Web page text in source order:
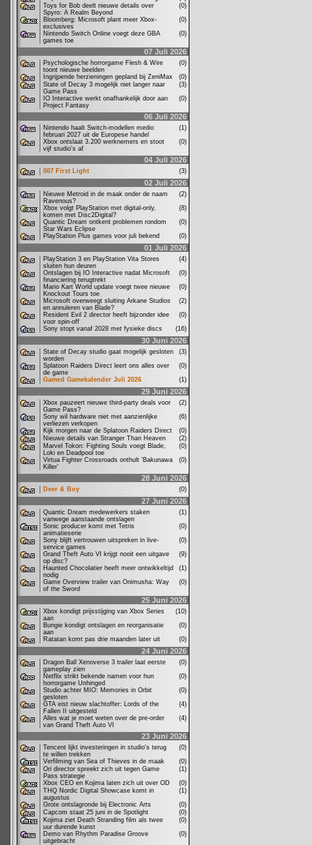
Toys for Bob deelt nieuwe details over
Spyro: A Realm Beyond
(0)
Bloomberg: Microsoft plant meer Xbox-
exclusives
(0)
Nintendo Switch Online voegt deze GBA
games toe
(0)
07 Juli 2026
Psychologische horrorgame Flesh & Wire
toont nieuwe beelden
(0)
Ingrijpende herzieningen gepland bij ZeniMax
(0)
State of Decay 3 mogelijk niet langer naar
Game Pass
(3)
IO Interactive werkt onafhankelijk door aan
Project Fantasy
(0)
06 Juli 2026
Nintendo haalt Switch-modellen medio
februari 2027 uit de Europese handel
(1)
Xbox ontslaat 3.200 werknemers en stoot
vijf studio's af
(0)
04 Juli 2026
007 First Light (3)
02 Juli 2026
Nieuwe Metroid in de maak onder de naam
Ravenous?
(2)
Xbox volgt PlayStation met digital-only,
komen met Disc2Digital?
(8)
Quantic Dream ontkent problemen rondom
Star Wars Eclipse
(0)
PlayStation Plus games voor juli bekend
(0)
01 Juli 2026
PlayStation 3 en PlayStation Vita Stores
sluiten hun deuren
(4)
Ontslagen bij IO Interactive nadat Microsoft
financiering terugtrekt
(0)
Mario Kart World update voegt twee nieuwe
Knockout Tours toe
(0)
Microsoft overweegt sluiting Arkane Studios
en annuleren van Blade?
(2)
Resident Evil 2 director heeft bijzonder idee
voor spin-off
(0)
Sony stopt vanaf 2028 met fysieke discs
(16)
30 Juni 2026
State of Decay studio gaat mogelijk gesloten
worden
(3)
Splatoon Raiders Direct leert ons alles over
de game
(0)
Gamed Gamekalender Juli 2026
(1)
29 Juni 2026
Xbox pauzeert nieuwe third-party deals voor
Game Pass?
(2)
Sony wil hardware niet met aanzienlijke
verliezen verkopen
(6)
Kijk morgen naar de Splatoon Raiders Direct
(0)
Nieuwe details van Stranger Than Heaven
(2)
Marvel Tokon: Fighting Souls voegt Blade,
Loki en Deadpool toe
(0)
Virtua Fighter Crossroads onthult ‘Bakunawa
Killer’
(0)
28 Juni 2026
Deer & Boy (0)
27 Juni 2026
Quantic Dream medewerkers staken
vanwege aanstaande ontslagen
(1)
Sonic producer komt met Tetris
animatieserie
(0)
Sony blijft vertrouwen uitspreken in live-
service games
(0)
Grand Theft Auto VI krijgt nooit een uitgave
op disc?
(9)
Haunted Chocolatier heeft meer ontwikkeltijd
nodig
(1)
Game Overview trailer van Onimusha: Way
of the Sword
(0)
25 Juni 2026
Xbox kondigt prijsstijging van Xbox Series
aan
(10)
Bungie kondigt ontslagen en reorganisatie
aan
(0)
Ratatan komt pas drie maanden later uit
(0)
24 Juni 2026
Dragon Ball Xenoverse 3 trailer laat eerste
gameplay zien
(0)
Netflix strikt bekende namen voor hun
horrorgame Unhinged
(0)
Studio achter MIO: Memories in Orbit
gesloten
(0)
GTA eist nieuw slachtoffer: Lords of the
Fallen II uitgesteld
(4)
Alles wat je moet weten over de pre-order
van Grand Theft Auto VI
(4)
23 Juni 2026
Tencent lijkt investeringen in studio's terug
te willen trekken
(0)
Verfilming van Sea of Thieves in de maak
(0)
Ori director spreekt zich uit tegen Game
Pass strategie
(1)
Xbox CEO en Kojima laten zich uit over OD
(0)
THQ Nordic Digital Showcase komt in
augustus
(1)
Grote ontslagronde bij Electronic Arts
(0)
Capcom staat 25 juni in de Spotlight
(0)
Kojima ziet Death Stranding film als twee
uur durende kunst
(0)
Demo van Rhythm Paradise Groove
uitgebracht
(0)